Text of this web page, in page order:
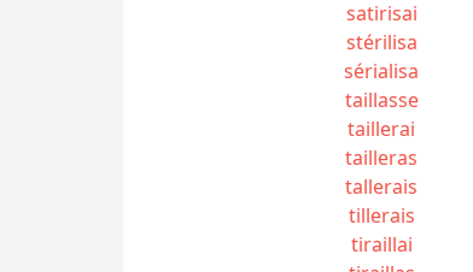
satirisai
stérilisa
sérialisa
taillasse
taillerai
tailleras
tallerais
tillerais
tiraillai